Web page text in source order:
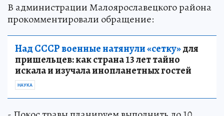
В администрации Малоярославецкого района
прокомментировали обращение:
Над СССР военные натянули «сетку»для
пришельцев: как страна 13 лет тайно
искала и изучала инопланетных гостей
НАУКА